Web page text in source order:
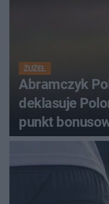
ŻUŻEL
Abramczyk
deklasuje
punkt